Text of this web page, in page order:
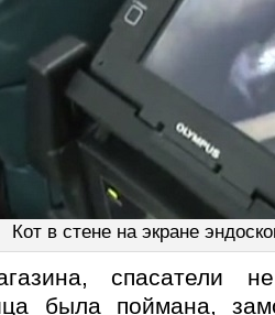
Кот в стене на экране
спасатели
была поймана,